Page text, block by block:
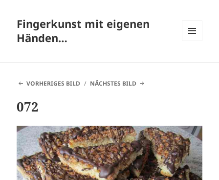
Fingerkunst mit eigenen
Händen…
VORHERIGES BILD NÄCHSTES BILD
072